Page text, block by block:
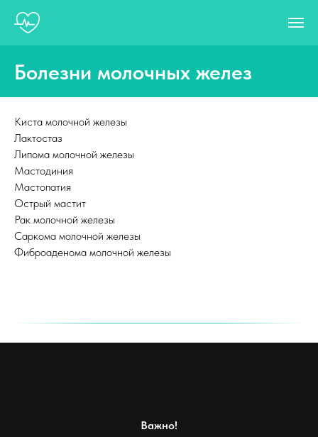
Болезни молочных желез
Киста молочной железы
Лактостаз
Липома молочной железы
Мастодиния
Мастопатия
Острый мастит
Рак молочной железы
Саркома молочной железы
Фиброаденома молочной железы
Важно!